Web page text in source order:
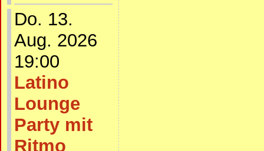
Do. 13.
Aug. 2026
19:00
Latino
Lounge
Party mit
Ritmo